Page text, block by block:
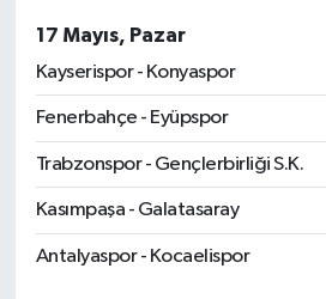
17 Mayıs, Pazar
Kayserispor - Konyaspor
Fenerbahçe - Eyüpspor
Trabzonspor - Gençlerbirliği S.K.
Kasımpaşa - Galatasaray
Antalyaspor - Kocaelispor